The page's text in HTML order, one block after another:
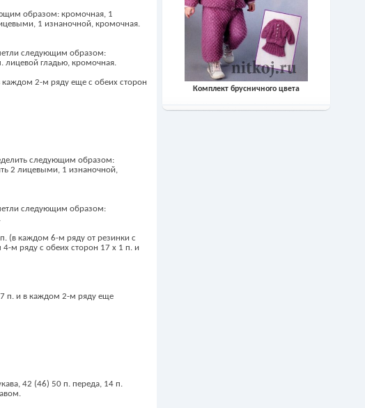
Комплект брусничного цвета
образом: кромочная, 1
1 изнаночной, кромочная.
следующим образом:
лицевой гладью, кромочная.
каждом 2-м ряду еще с обеих сторон
следующим образом:
2 лицевыми, 1 изнаночной,
следующим образом:
(в каждом 6-м ряду от резинки с
м ряду с обеих сторон 17 х 1 п. и
7 п. и в каждом 2-м ряду еще
42 (46) 50 п. переда, 14 п.